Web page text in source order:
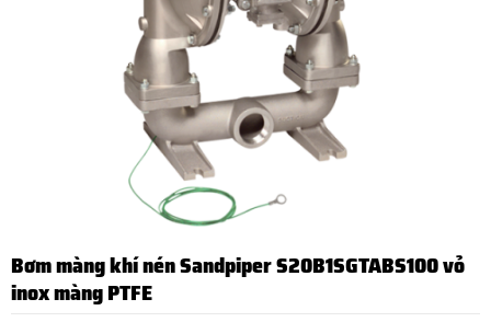
Bơm màng khí nén Sandpiper S20B1SGTABS100 vỏ
inox màng PTFE